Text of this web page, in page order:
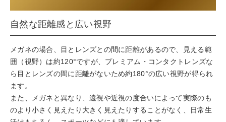
自然な距離感と広い視野
メガネの場合、目とレンズとの間に距離があるので、見える範
囲（視野）は約120°ですが、プレミアム・コンタクトレンズな
ら目とレンズの間に距離がないため約180°の広い視野が得られ
ます。
また、メガネと異なり、遠視や近視の度合いによって実際のも
のより小さく見えたり大きく見えたりすることがなく、日常生